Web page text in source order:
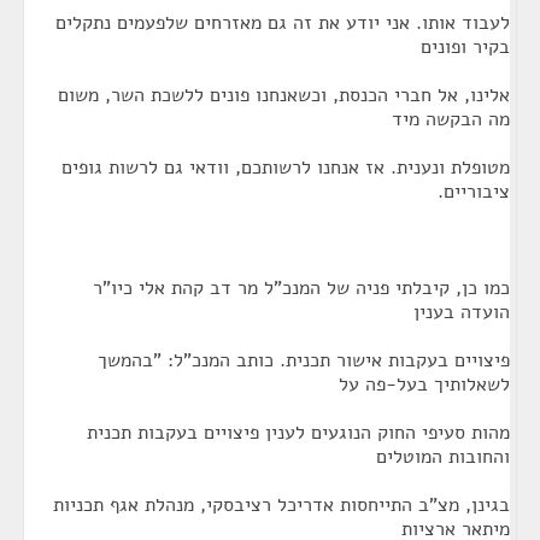
לעבוד אותו. אני יודע את זה גם מאזרחים שלפעמים נתקלים
בקיר ופונים
אלינו, אל חברי הכנסת, וכשאנחנו פונים ללשכת השר, משום
מה הבקשה מיד
מטופלת ונענית. אז אנחנו לרשותכם, וודאי גם לרשות גופים
ציבוריים.
כמו כן, קיבלתי פניה של המנכ"ל מר דב קהת אלי כיו"ר
הועדה בענין
פיצויים בעקבות אישור תכנית. כותב המנכ"ל: "בהמשך
לשאלותיך בעל-פה על
מהות סעיפי החוק הנוגעים לענין פיצויים בעקבות תכנית
והחובות המוטלים
בגינן, מצ"ב התייחסות אדריכל רציבסקי, מנהלת אגף תכניות
מיתאר ארציות